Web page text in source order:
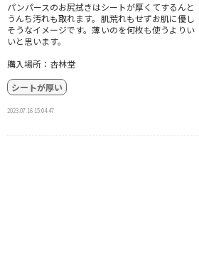
パンパースのお尻拭きはシートが厚くてするんと
うんち汚れも取れます。肌荒れもせずお肌に優し
そうなイメージです。薄いのを何枚も使うよりい
いと思います。
購入場所：杏林堂
シートが厚い
2023.07.16 15:04:47